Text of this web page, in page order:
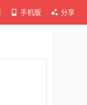
手机版 分享